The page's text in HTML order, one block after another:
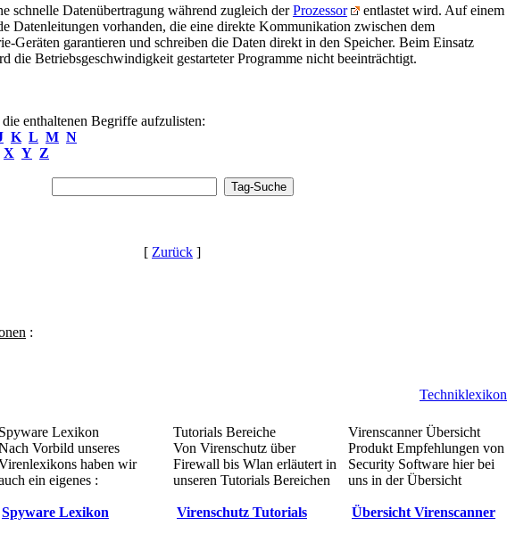
schnelle Datenübertragung während zugleich derProzessor
entlastet wird. Auf einem
Datenleitungen vorhanden, die eine direkte Kommunikation zwischen dem
Geräten garantieren und schreiben die Daten direkt in den Speicher. Beim Einsatz
die Betriebsgeschwindigkeit gestarteter Programme nicht beeinträchtigt.
enthaltenen Begriffe aufzulisten:
K L M N
X Y Z
[ Zurück ]
:
Techniklexikon
Spyware Lexikon
Vorbild unseres
haben wir
ein eigenes :
Spyware Lexikon
Tutorials Bereiche
Von Virenschutz über
Firewall bis Wlan erläutert in
unseren Tutorials Bereichen
Virenschutz Tutorials
Virenscanner Übersicht
Produkt Empfehlungen von
Security Software hier bei
uns in der Übersicht
Übersicht Virenscanner